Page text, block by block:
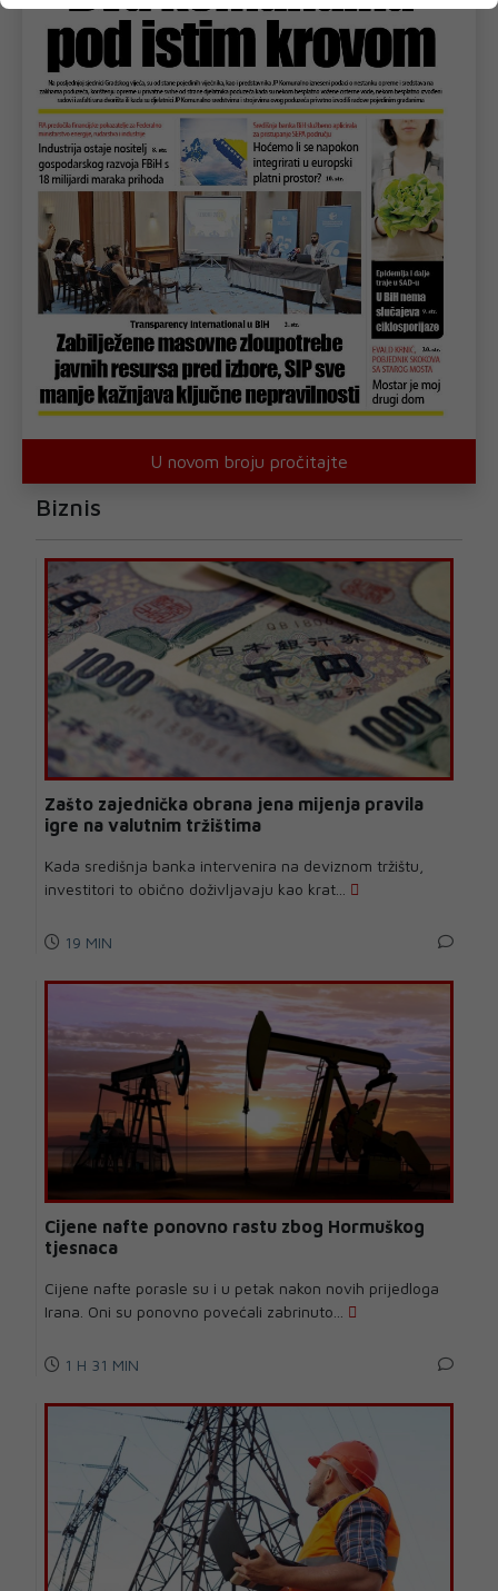
U novom broju pročitajte
Biznis
Zašto zajednička obrana jena mijenja pravila
igre na valutnim tržištima
Kada središnja banka intervenira na deviznom tržištu,
investitori to obično doživljavaju kao krat...
19 MIN
Cijene nafte ponovno rastu zbog Hormuškog
tjesnaca
Cijene nafte porasle su i u petak nakon novih prijedloga
Irana. Oni su ponovno povećali zabrinuto...
1 H 31 MIN